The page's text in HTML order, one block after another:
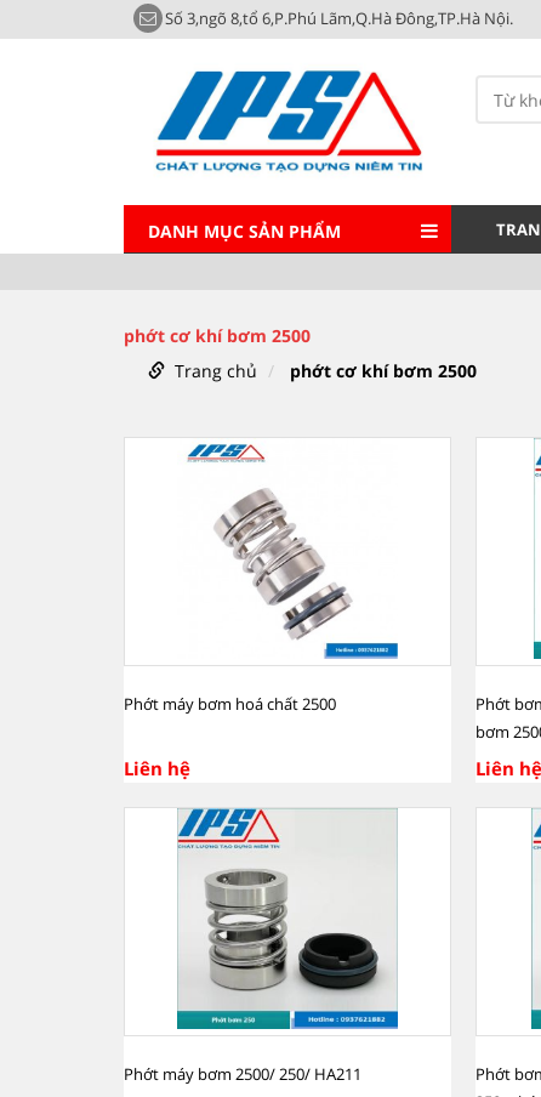
Số 3,ngõ 8,tổ 6,P.Phú Lãm,Q.Hà Đông,TP.Hà Nội.
DANH MỤC SẢN PHẨM
phớt cơ khí bơm 2500
Trang chủ
phớt cơ khí bơm 2500
Phớt máy bơm hoá chất 2500
Liên hệ
Phớt
bơm
Liên hệ
Phớt máy bơm 2500/ 250/ HA211
Phớt